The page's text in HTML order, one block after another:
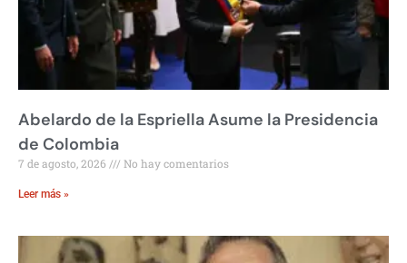
Abelardo de la Espriella Asume la Presidencia
de Colombia
7 de agosto, 2026 No hay comentarios
Leer más »